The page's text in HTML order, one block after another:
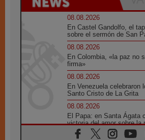
08.08.2026
En Castel Gandolfo, el
sobre el sermón de San
08.08.2026
En Colombia, «la paz no
firma»
08.08.2026
En Venezuela celebraron
Santo Cristo de La Grita
08.08.2026
El Papa: en Santa Ágata
victoria del amor sobre la
08.08.2026